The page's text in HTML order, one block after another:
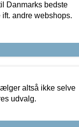
Danmarks bedste
andre webshops.
altså ikke selve
udvalg.